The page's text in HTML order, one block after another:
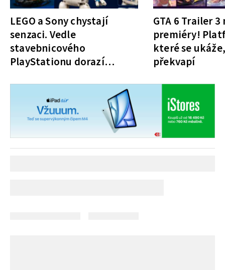
LEGO a Sony chystají
senzaci. Vedle
stavebnicového
PlayStationu dorazí
a bude zdarma
GTA 6 Trailer
premiéry!
které se
překvapí